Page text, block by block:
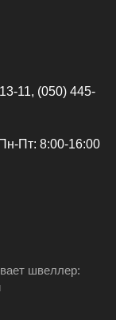
11, (050) 445-
Пн-Пт: 8:00-16:00
швеллер: